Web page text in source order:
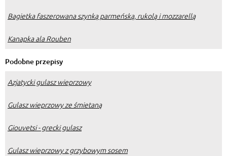
Bagietka faszerowana szynką parmeńską, rukolą i mozzarellą
Kanapka ala Rouben
Podobne przepisy
Azjatycki gulasz wieprzowy
Gulasz wieprzowy ze śmietaną
Giouvetsi - grecki gulasz
Gulasz wieprzowy z grzybowym sosem